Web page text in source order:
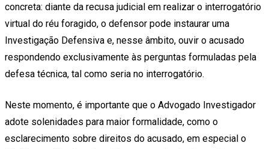
concreta: diante da recusa judicial em realizar o interrogatório
virtual do réu foragido, o defensor pode instaurar uma
Investigação Defensiva e, nesse âmbito, ouvir o acusado
respondendo exclusivamente às perguntas formuladas pela
defesa técnica, tal como seria no interrogatório.
Neste momento, é importante que o Advogado Investigador
adote solenidades para maior formalidade, como o
esclarecimento sobre direitos do acusado, em especial o